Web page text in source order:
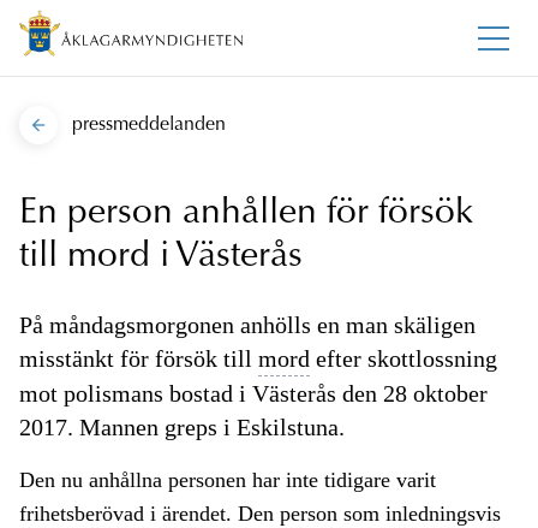
pressmeddelanden
En person anhållen för försök
till mord i Västerås
På måndagsmorgonen anhölls en man skäligen
misstänkt för försök till mord efter skottlossning
mot polismans bostad i Västerås den 28 oktober
2017. Mannen greps i Eskilstuna.
Den nu anhållna personen har inte tidigare varit
frihetsberövad i ärendet. Den person som inledningsvis